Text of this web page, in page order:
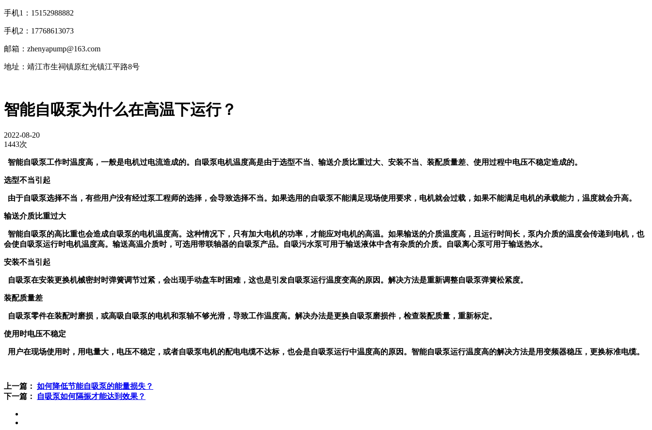
手机1：15152988882
手机2：17768613073
邮箱：zhenyapump@163.com
地址：靖江市生祠镇原红光镇江平路8号
智能自吸泵为什么在高温下运行？
2022-08-20
1443次
智能自吸泵工作时温度高，一般是电机过电流造成的。自吸泵电机温度高是由于选型不当、输送介质比重过大、安装不当、装配质量差、使用过程中电压不稳定造成的。
选型不当引起
由于自吸泵选择不当，有些用户没有经过泵工程师的选择，会导致选择不当。如果选用的自吸泵不能满足现场使用要求，电机就会过载，如果不能满足电机的承载能力，温度就会升高。
输送介质比重过大
智能自吸泵的高比重也会造成自吸泵的电机温度高。这种情况下，只有加大电机的功率，才能应对电机的高温。如果输送的介质温度高，且运行时间长，泵内介质的温度会传递到电机，也
会使自吸泵运行时电机温度高。输送高温介质时，可选用带联轴器的自吸泵产品。自吸污水泵可用于输送液体中含有杂质的介质。自吸离心泵可用于输送热水。
安装不当引起
自吸泵在安装更换机械密封时弹簧调节过紧，会出现手动盘车时困难，这也是引发自吸泵运行温度变高的原因。解决方法是重新调整自吸泵弹簧松紧度。
装配质量差
自吸泵零件在装配时磨损，或高吸自吸泵的电机和泵轴不够光滑，导致工作温度高。解决办法是更换自吸泵磨损件，检查装配质量，重新标定。
使用时电压不稳定
用户在现场使用时，用电量大，电压不稳定，或者自吸泵电机的配电电缆不达标，也会是自吸泵运行中温度高的原因。智能自吸泵运行温度高的解决方法是用变频器稳压，更换标准电缆。
上一篇： 如何降低节能自吸泵的能量损失？
下一篇：
自吸泵如何隔振才能达到效果？